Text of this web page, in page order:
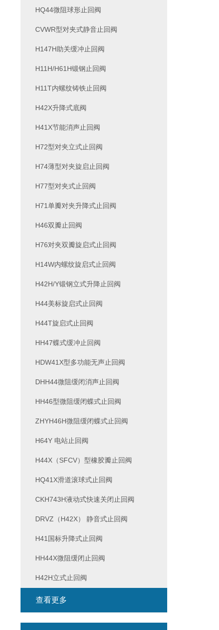
HQ44微阻球形止回阀
CVWR型对夹式静音止回阀
H147H助关缓冲止回阀
H11H/H61H锻钢止回阀
H11T内螺纹铸铁止回阀
H42X升降式底阀
H41X节能消声止回阀
H72型对夹立式止回阀
H74薄型对夹旋启止回阀
H77型对夹式止回阀
H71单瓣对夹升降式止回阀
H46双瓣止回阀
H76对夹双瓣旋启式止回阀
H14W内螺纹旋启式止回阀
H42H/Y锻钢立式升降止回阀
H44美标旋启式止回阀
H44T旋启式止回阀
HH47蝶式缓冲止回阀
HDW41X型多功能无声止回阀
DHH44微阻缓闭消声止回阀
HH46型微阻缓闭蝶式止回阀
ZHYH46H微阻缓闭蝶式止回阀
H64Y 电站止回阀
H44X（SFCV）型橡胶瓣止回阀
HQ41X滑道滚球式止回阀
CKH743H液动式快速关闭止回阀
DRVZ（H42X） 静音式止回阀
H41国标升降式止回阀
HH44X微阻缓闭止回阀
H42H立式止回阀
查看更多